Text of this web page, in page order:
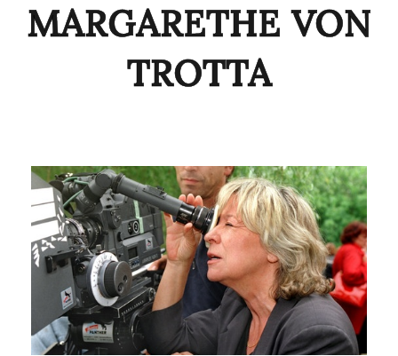
MARGARETHE VON
TROTTA